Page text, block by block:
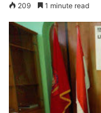
209 1 minute read